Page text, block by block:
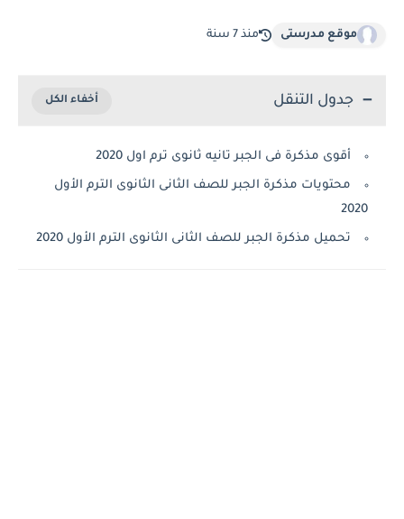
موقع مدرستى منذ 7 سنة
جدول التنقل
أقوى مذكرة فى الجبر تانيه ثانوى ترم اول 2020
محتويات مذكرة الجبر للصف الثانى الثانوى الترم الأول
2020
تحميل مذكرة الجبر للصف الثانى الثانوى الترم الأول 2020